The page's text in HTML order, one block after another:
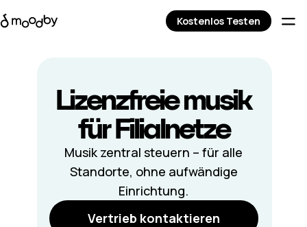
Lizenzfreie musik
für Filialnetze
Musik zentral steuern – für alle
Standorte, ohne aufwändige
Einrichtung.
Vertrieb kontaktieren
Kostenlos Testen